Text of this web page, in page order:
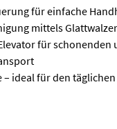
für einfache
mittels
für schonenden
– ideal für den